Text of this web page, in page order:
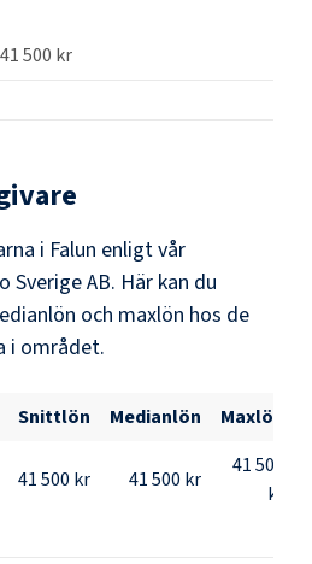
41 500 kr
i Falun enligt vår
Sverige AB. Här kan du
och maxlön hos de
i området.
Snittlön Medianlön
Maxlön
41 500 kr 41 500 kr
41 500
kr